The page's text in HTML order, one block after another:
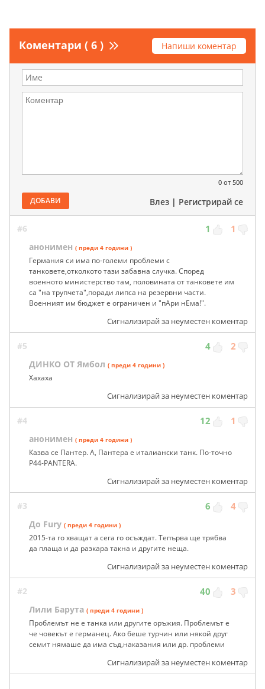
Коментари ( 6 ) Напиши коментар
0 от 500
ДОБАВИ Влез | Регистрирай се
#6 1 1
анонимен ( преди 4 години )
Германия си има по-големи проблеми с
танковете,отколкото тази забавна случка. Според
военното министерство там, половината от танковете им
са "на трупчета",поради липса на резервни части.
Военният им бюджет е ограничен и "пАри нЕма!".
Сигнализирай за неуместен коментар
#5 4 2
ДИНКО ОТ Ямбол ( преди 4 години )
Хахаха
Сигнализирай за неуместен коментар
#4 12 1
анонимен ( преди 4 години )
Казва се Пантер. А, Пантера е италиански танк. По-точно
P44-PANTERA.
Сигнализирай за неуместен коментар
#3 6 4
До Fury ( преди 4 години )
2015-та го хващат а сега го осъждат. Тепърва ще трябва
да плаща и да разкара такна и другите неща.
Сигнализирай за неуместен коментар
#2 40 3
Лили Барута ( преди 4 години )
Проблемът не е танка или другите оръжия. Проблемът е
че човекът е германец. Ако беше турчин или някой друг
семит нямаше да има съд,наказания или др. проблеми
Сигнализирай за неуместен коментар